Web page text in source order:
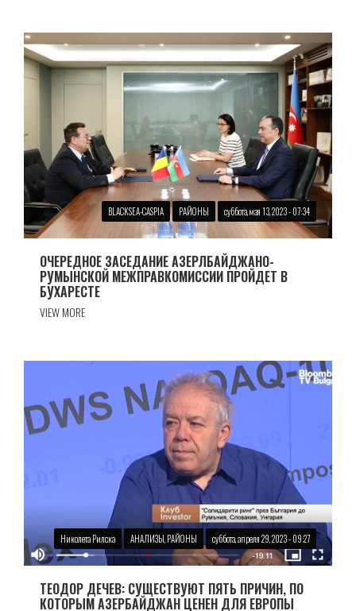
BLACKSEA-CASPIA РАЙОНЫ суббота, мая 13, 2023 - 07:34
ОЧЕРЕДНОЕ ЗАСЕДАНИЕ АЗЕРЛБАЙДЖАНО-
РУМЫНСКОЙ МЕЖПРАВКОМИССИИ ПРОЙДЕТ В
БУХАРЕСТЕ
VIEW MORE
Николета Рилска АНАЛИЗЫ, РАЙОНЫ суббота, апреля 29, 2023 - 09:27
ТЕОДОР ДЕЧЕВ: СУЩЕСТВУЮТ ПЯТЬ ПРИЧИН, ПО
КОТОРЫМ АЗЕРБАЙДЖАН ЦЕНЕН ДЛЯ ЕВРОПЫ